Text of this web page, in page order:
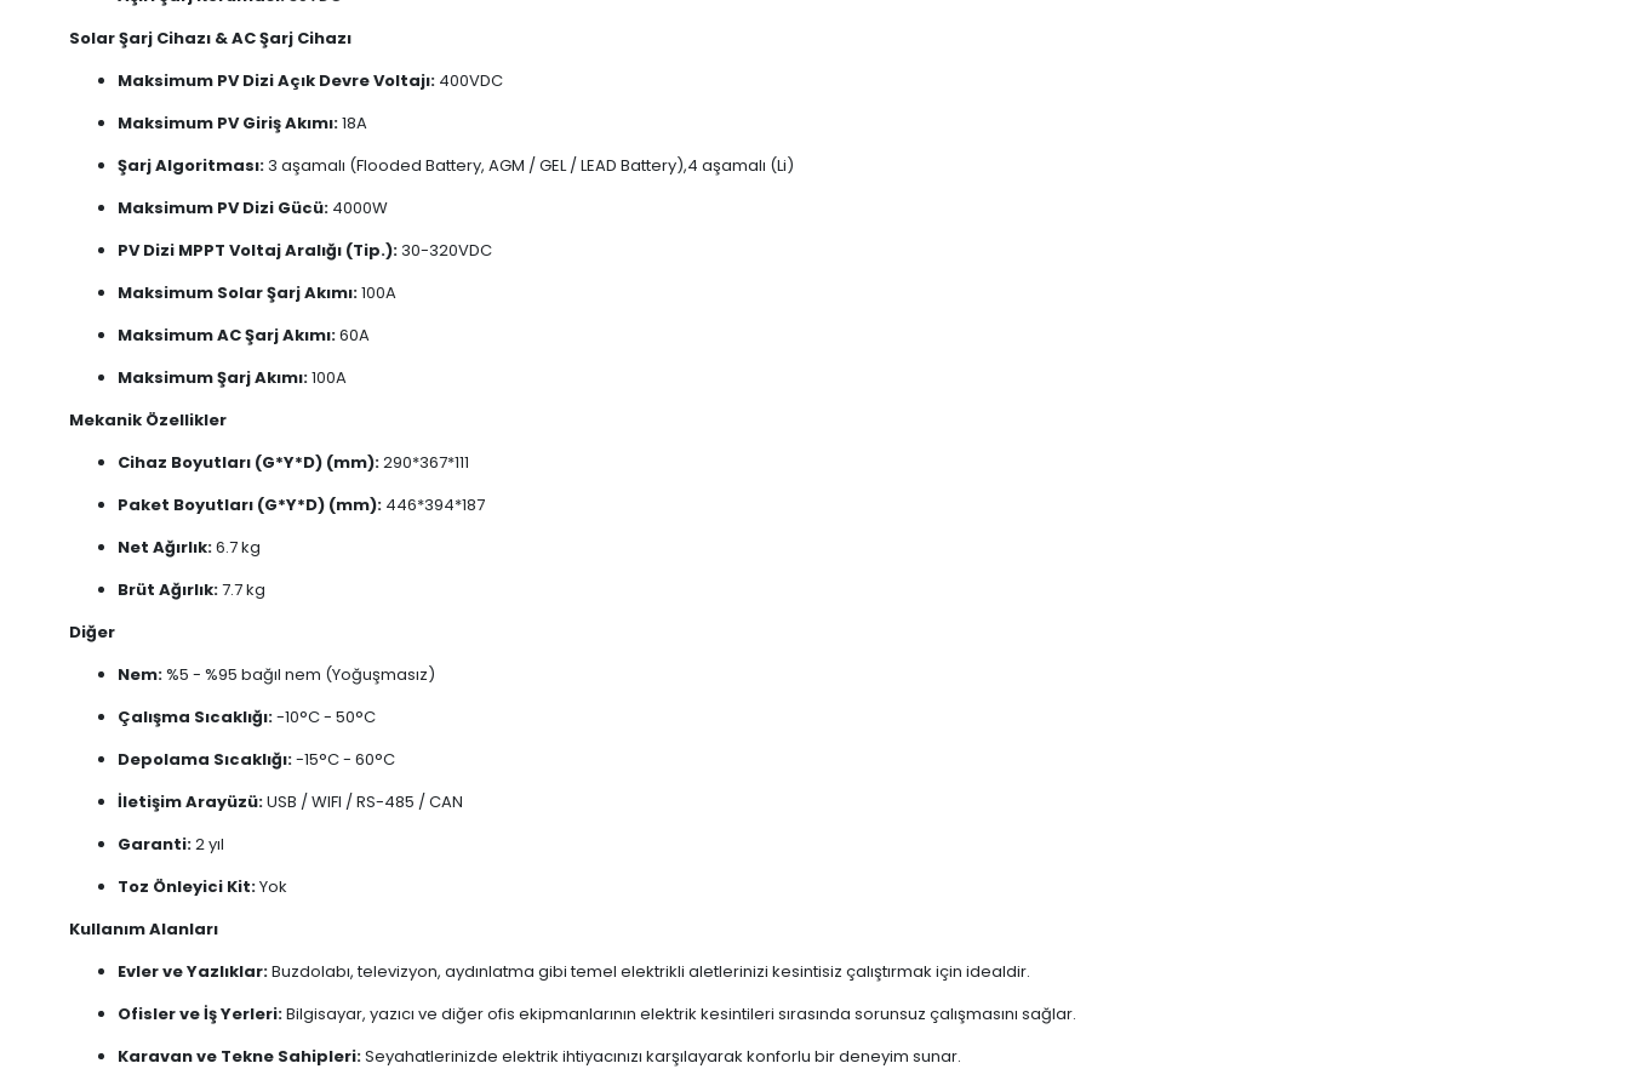
Solar Şarj Cihazı & AC Şarj Cihazı
Maksimum PV Dizi Açık Devre Voltajı: 400VDC
Maksimum PV Giriş Akımı:18A
Şarj Algoritması:3 aşamalı (Flooded Battery, AGM / GEL / LEAD Battery),4 aşamalı (Li)
Maksimum PV Dizi Gücü: 4000W
PV Dizi MPPT Voltaj Aralığı (Tip.):30-320VDC
Maksimum Solar Şarj Akımı:100A
Maksimum AC Şarj Akımı:60A
Maksimum Şarj Akımı:100A
Mekanik Özellikler
Cihaz Boyutları (G*Y*D) (mm):290*367*111
Paket Boyutları (G*Y*D) (mm): 446*394*187
Net Ağırlık:6.7 kg
Brüt Ağırlık:7.7 kg
Diğer
Nem: %5 - %95 bağıl nem (Yoğuşmasız)
Çalışma Sıcaklığı:-10°C - 50°C
Depolama Sıcaklığı:-15°C - 60°C
İletişim Arayüzü:USB / WIFI / RS-485 / CAN
Garanti:2 yıl
Toz Önleyici Kit:Yok
Kullanım Alanları
Evler ve Yazlıklar:Buzdolabı, televizyon, aydınlatma gibi temel elektrikli aletlerinizi kesintisiz çalıştırmak için idealdir.
Ofisler ve İş Yerleri:Bilgisayar, yazıcı ve diğer ofis ekipmanlarının elektrik kesintileri sırasında sorunsuz çalışmasını sağlar.
Karavan ve Tekne Sahipleri:Seyahatlerinizde elektrik ihtiyacınızı karşılayarak konforlu bir deneyim sunar.